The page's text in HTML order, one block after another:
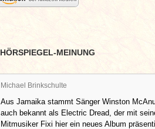
HÖRSPIEGEL-MEINUNG
Michael Brinkschulte
Aus Jamaika stammt Sänger Winston
auch bekannt als Electric Dread, der mit
Mitmusiker Fixi hier ein neues Album